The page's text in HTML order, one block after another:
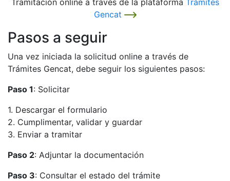
Gencat
Pasos a seguir
Una vez iniciada la solicitud online a través de
Trámites Gencat, debe seguir los siguientes pasos:
Paso 1: Solicitar
1. Descargar el formulario
2. Cumplimentar, validar y guardar
3. Enviar a tramitar
Paso 2: Adjuntar la documentación
Paso 3: Consultar el estado del trámite